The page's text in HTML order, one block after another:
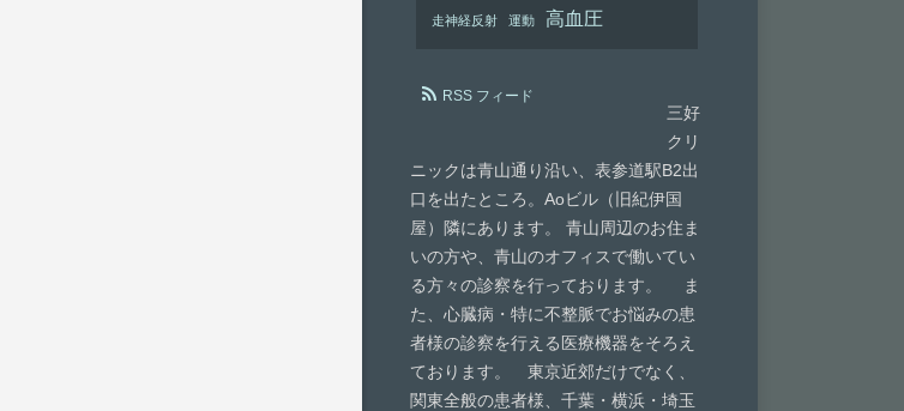
走神経反射 運動 高血圧
RSS フィード
三好
クリ
ニックは青山通り沿い、表参道駅B2出
口を出たところ。Aoビル（旧紀伊国
屋）隣にあります。 青山周辺のお住ま
いの方や、青山のオフィスで働いてい
る方々の診察を行っております。 ま
た、心臓病・特に不整脈でお悩みの患
者様の診察を行える医療機器をそろえ
ております。 東京近郊だけでなく、
関東全般の患者様、千葉・横浜・埼玉